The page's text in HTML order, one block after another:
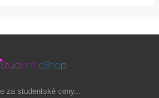
za studentské ceny...